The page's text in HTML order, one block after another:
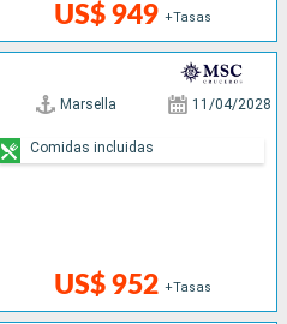
US$ 949 +Tasas
Marsella 11/04/2028
US$ 952 +Tasas
Comidas incluidas